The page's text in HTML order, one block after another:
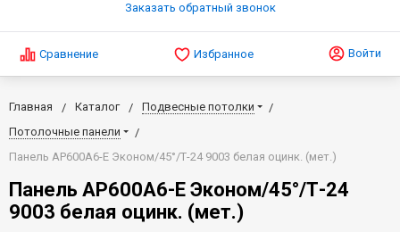
Заказать обратный звонок
Сравнение Избранное Войти
Главная Каталог
Подвесные потолки
Потолочные панели
Панель AP600A6-E Эконом/45°/Т-24 9003 белая оцинк. (мет.)
Панель AP600A6-E Эконом/45°/Т-24
9003 белая оцинк. (мет.)